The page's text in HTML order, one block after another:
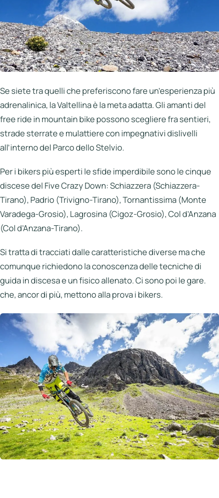
Se siete tra quelli che preferiscono fare un’esperienza più
adrenalinica, la Valtellina è la meta adatta. Gli amanti del
free ride in mountain bike possono scegliere fra sentieri,
strade sterrate e mulattiere con impegnativi dislivelli
all’interno del Parco dello Stelvio.
Per i bikers più esperti le sfide imperdibile sono le cinque
discese del Five Crazy Down: Schiazzera (Schiazzera-
Tirano), Padrio (Trivigno-Tirano), Tornantissima (Monte
Varadega-Grosio), Lagrosina (Cigoz-Grosio), Col d’Anzana
(Col d’Anzana-Tirano).
Si tratta di tracciati dalle caratteristiche diverse ma che
comunque richiedono la conoscenza delle tecniche di
guida in discesa e un fisico allenato. Ci sono poi le gare.
che, ancor di più, mettono alla prova i bikers.